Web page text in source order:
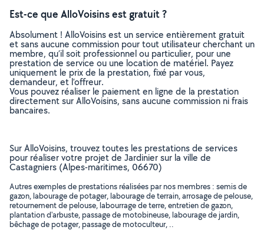
Est-ce que AlloVoisins est gratuit ?
Absolument ! AlloVoisins est un service entièrement gratuit
et sans aucune commission pour tout utilisateur cherchant un
membre, qu’il soit professionnel ou particulier, pour une
prestation de service ou une location de matériel. Payez
uniquement le prix de la prestation, fixé par vous,
demandeur, et l’offreur.
Vous pouvez réaliser le paiement en ligne de la prestation
directement sur AlloVoisins, sans aucune commission ni frais
bancaires.
Sur AlloVoisins, trouvez toutes les prestations de services
pour réaliser votre projet de Jardinier sur la ville de
Castagniers (Alpes-maritimes, 06670)
Autres exemples de prestations réalisées par nos membres : semis de
gazon, labourage de potager, labourage de terrain, arrosage de pelouse,
retournement de pelouse, labourrage de terre, entretien de gazon,
plantation d'arbuste, passage de motobineuse, labourage de jardin,
bêchage de potager, passage de motoculteur, ..